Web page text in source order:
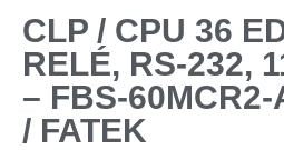
CLP / CPU 36
RELÉ, RS-232,
– FBS-60MCR2-
/ FATEK